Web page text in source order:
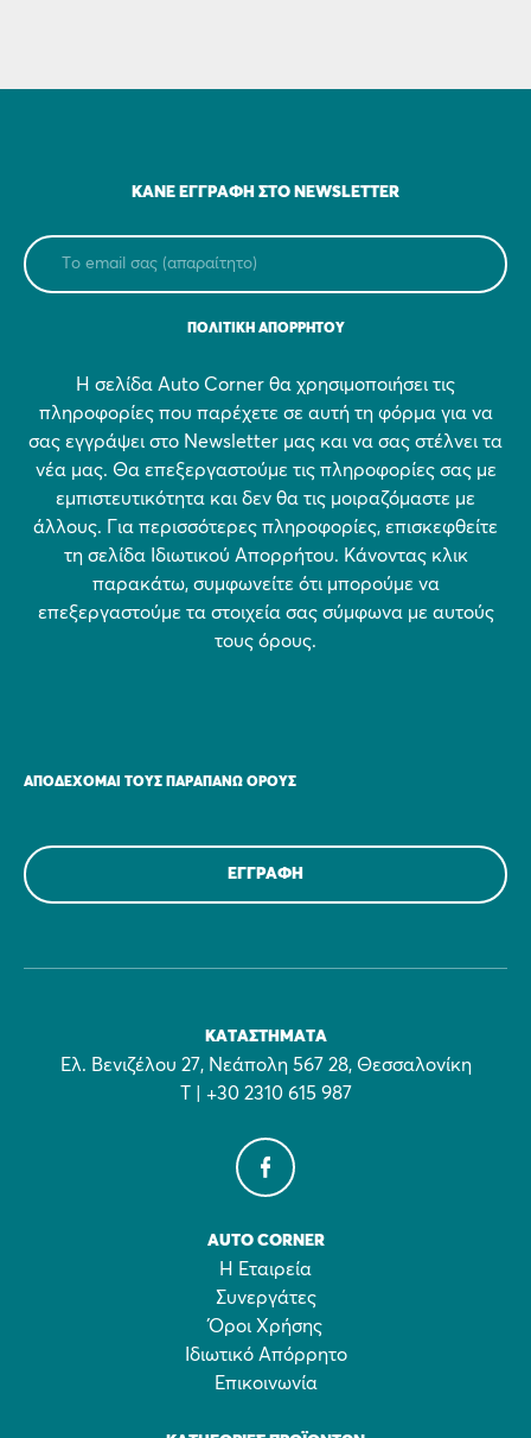
ΚΆΝΕ ΕΓΓΡΑΦΉ ΣΤΟ NEWSLETTER
ΠΟΛΙΤΙΚΗ ΑΠΟΡΡΗΤΟΥ
Η σελίδα Auto Corner θα χρησιμοποιήσει τις
πληροφορίες που παρέχετε σε αυτή τη φόρμα για να
σας εγγράψει στο Newsletter μας και να σας στέλνει τα
νέα μας. Θα επεξεργαστούμε τις πληροφορίες σας με
εμπιστευτικότητα και δεν θα τις μοιραζόμαστε με
άλλους. Για περισσότερες πληροφορίες, επισκεφθείτε
τη σελίδα Ιδιωτικού Απορρήτου. Κάνοντας κλικ
παρακάτω, συμφωνείτε ότι μπορούμε να
επεξεργαστούμε τα στοιχεία σας σύμφωνα με αυτούς
τους όρους.
ΑΠΟΔΈΧΟΜΑΙ ΤΟΥΣ ΠΑΡΑΠΆΝΩ ΌΡΟΥΣ
ΚΑΤΑΣΤΉΜΑΤΑ
Ελ. Βενιζέλου 27, Νεάπολη 567 28, Θεσσαλονίκη
Τ | +30 2310 615 987
AUTO CORNER
Η Εταιρεία
Συνεργάτες
Όροι Χρήσης
Ιδιωτικό Απόρρητο
Επικοινωνία